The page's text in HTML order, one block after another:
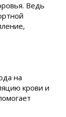
Ведь
на
крови и